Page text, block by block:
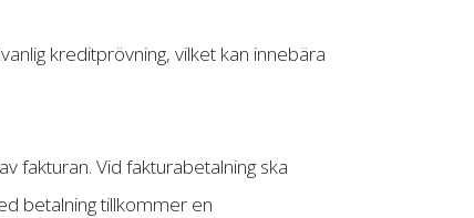
kreditprövning, vilket kan innebära
fakturan. Vid fakturabetalning ska
betalning tillkommer en